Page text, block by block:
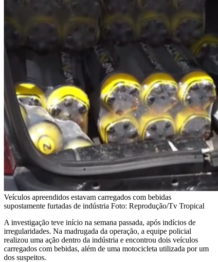
Veículos apreendidos estavam carregados com bebidas
supostamente furtadas de indústria Foto: Reprodução/Tv Tropical
A investigação teve início na semana passada, após indícios de
irregularidades. Na madrugada da operação, a equipe policial
realizou uma ação dentro da indústria e encontrou dois veículos
carregados com bebidas, além de uma motocicleta utilizada por um
dos suspeitos.